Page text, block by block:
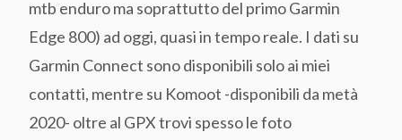
mtb enduro ma soprattutto del primo Garmin
Edge 800) ad oggi, quasi in tempo reale. I dati su
Garmin Connect sono disponibili solo ai miei
contatti, mentre su Komoot -disponibili da metà
2020- oltre al GPX trovi spesso le foto